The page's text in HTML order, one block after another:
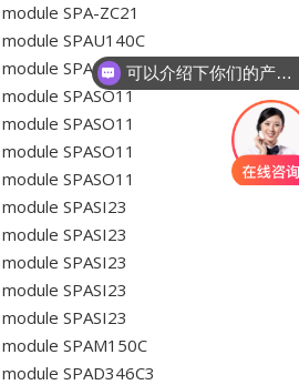
SPA-ZC21
SPAU140C
SPAU140C
SPASO11
SPASO11
SPASO11
SPASO11
SPASI23
SPASI23
SPASI23
SPASI23
SPASI23
SPAM150C
SPAD346C3
可以介绍下你们的产品么